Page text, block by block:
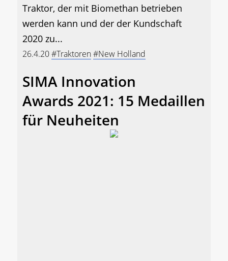
Traktor, der mit Biomethan betrieben
werden kann und der der Kundschaft
2020 zu...
26.4.20#Traktoren#New Holland
SIMA Innovation
Awards 2021: 15 Medaillen
für Neuheiten